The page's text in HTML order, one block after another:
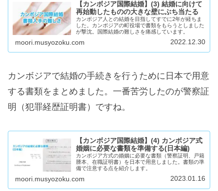
【カンボジア国際結婚】(3) 結婚に向けて
再始動したものの大きな壁にぶち当たる
カンボジア人との結婚を目指してすでに2年が経ちま
した。カンボジアの町役場で書類をもらうとしました
が撃沈。国際結婚の難しさを痛感しています。
moori.musyozoku.com 2022.12.30
カンボジアで結婚の手続きを行うために日本で用意
する書類をまとめました。一番苦労したのが警察証
明（犯罪経歴証明書）ですね。
【カンボジア国際結婚】(4) カンボジア式
婚姻に必要な書類を準備する(日本編)
カンボジア方式の婚姻に必要な書類（警察証明、戸籍
謄本、在職証明書）を日本で用意しました。書類の準
備で注意する点を紹介します。
moori.musyozoku.com 2023.01.16